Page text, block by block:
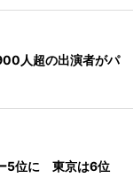
人超の出演者がパ
5位に 東京は6位